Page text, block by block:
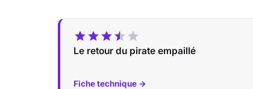
Le retour du pirate empaillé
Fiche technique →